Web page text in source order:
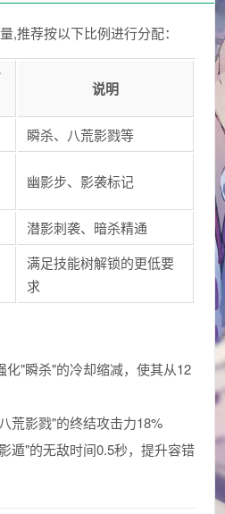
,推荐按以下比例进行分配：
说明
瞬杀、八荒影戮等
幽影步、影袭标记
潜影刺袭、暗杀精通
满足技能树解锁的更低要
求
化"瞬杀"的冷却缩减，使其从12
荒影戮"的终结攻击力18%
遁"的无敌时间0.5秒，提升容错